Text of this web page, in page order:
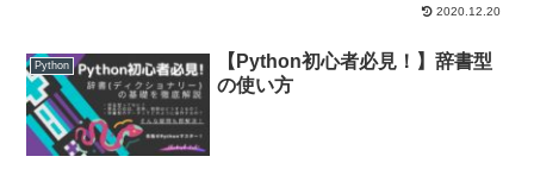
2020.12.20
Python
【Python初心者必見！】辞書型
の使い方